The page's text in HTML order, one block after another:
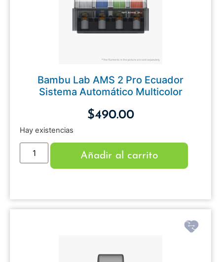
Bambu Lab AMS 2 Pro Ecuador
Sistema Automático Multicolor
$490.00
Hay existencias
Añadir al carrito